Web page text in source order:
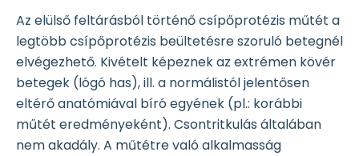
Az elülső feltárásból történő csípőprotézis műtét a
legtöbb csípőprotézis beültetésre szoruló betegnél
elvégezhető. Kivételt képeznek az extrémen kövér
betegek (lógó has), ill. a normálistól jelentősen
eltérő anatómiával bíró egyének (pl.: korábbi
műtét eredményeként). Csontritkulás általában
nem akadály. A műtétre való alkalmasság